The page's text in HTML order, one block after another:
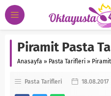
Piramit Pasta
Anasayfa » Pasta Tarifleri »
Pasta Tarifleri 18.08.2017